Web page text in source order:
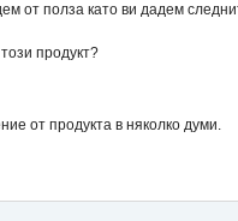
от полза като ви дадем
продукт?
от продукта в няколко думи.